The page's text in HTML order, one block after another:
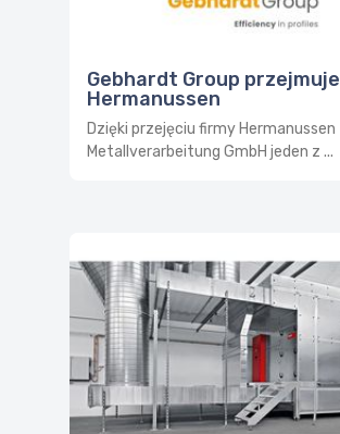
Gebhardt Group przejmuje
Hermanussen
Dzięki przejęciu firmy Hermanussen
Metallverarbeitung GmbH jeden z ...